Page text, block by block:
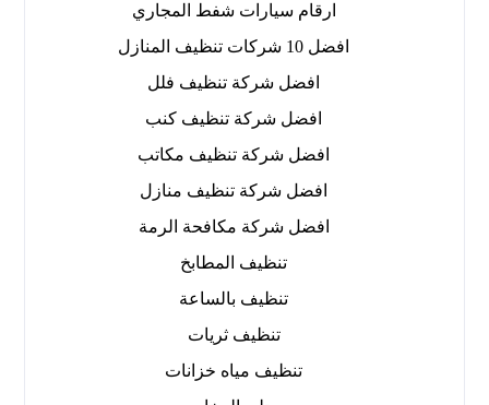
ارقام سيارات شفط المجاري
افضل 10 شركات تنظيف المنازل
افضل شركة تنظيف فلل
افضل شركة تنظيف كنب
افضل شركة تنظيف مكاتب
افضل شركة تنظيف منازل
افضل شركة مكافحة الرمة
تنظيف المطابخ
تنظيف بالساعة
تنظيف ثريات
تنظيف مياه خزانات